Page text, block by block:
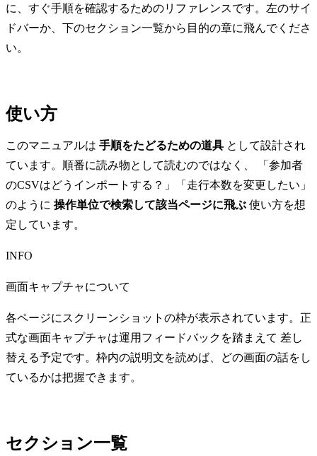
に、すぐ手順を確認するためのリファレンスです。左のサイ
ドバーか、下のセクション一覧から目的の章に飛んでくださ
い。
使い方
このマニュアルは 手順をたどるための道具 として設計され
ています。順番に読み物として読むのではなく、 「参加者
のCSVはどうインポートする？」「走行本数を変更したい」
のように 操作単位で検索して該当ページに飛ぶ 使い方を想
定しています。
INFO
画面キャプチャについて
各ページにスクリーンショットの枠が表示されています。正
式な画面キャプチャは運用フィードバックを踏まえて 差し
替える予定です。枠内の説明文を読めば、どの画面の話をし
ているかは把握できます。
セクション一覧